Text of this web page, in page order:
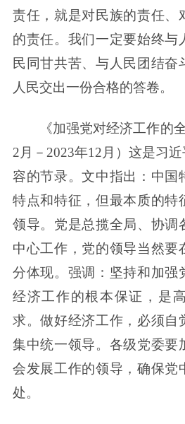
责任，就是对民族的责任、
的责任。我们一定要始终与
民同甘共苦、与人民团结奋
人民交出一份合格的答卷。
《加强党对经济工作的全
2月－2023年12月）这是习
容的节录。文中指出：中国
特点和特征，但最本质的特
领导。党是总揽全局、协调
中心工作，党的领导当然要
分体现。强调：坚持和加强
经济工作的根本保证，是
求。做好经济工作，必须自
集中统一领导。各级党委要
会发展工作的领导，确保党
处。